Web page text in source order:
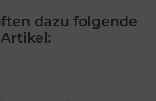
dazu folgende
Artikel: